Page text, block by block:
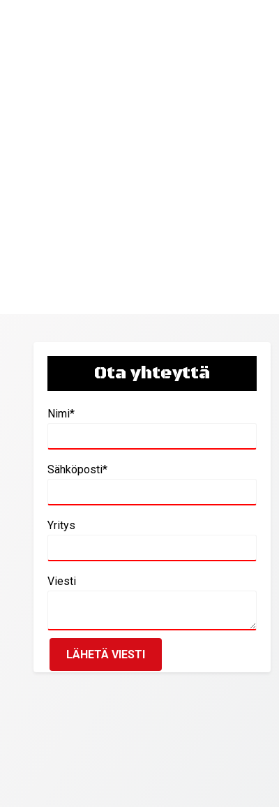
Ota yhteyttä
Nimi*
Sähköposti*
Yritys
Viesti